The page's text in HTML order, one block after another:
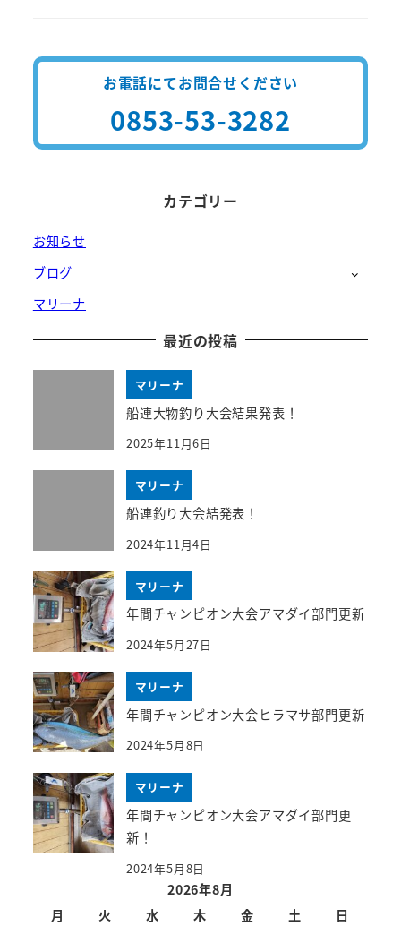
お電話にてお問合せください
0853-53-3282
カテゴリー
お知らせ
ブログ
マリーナ
最近の投稿
マリーナ
船連大物釣り大会結果発表！
2025年11月6日
マリーナ
船連釣り大会結発表！
2024年11月4日
マリーナ
年間チャンピオン大会アマダイ部門更新
2024年5月27日
マリーナ
年間チャンピオン大会ヒラマサ部門更新
2024年5月8日
マリーナ
年間チャンピオン大会アマダイ部門更
新！
2024年5月8日
2026年8月
月
火 水 木 金 土
日